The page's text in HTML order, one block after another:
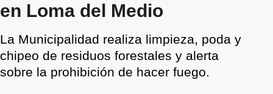
en Loma del Medio
La Municipalidad realiza limpieza, poda y
chipeo de residuos forestales y alerta
sobre la prohibición de hacer fuego.